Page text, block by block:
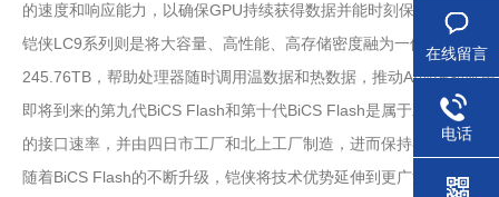
的速度和响应能力，以确保GPU持续获得数据并能时刻保持最高效的
铠侠LC9系列则是将大容量、高性能、高存储密度融为一体，不仅
245.76TB，帮助处理器随时调用温数据和热数据，推动AI训练和应
即将到来的第九代BiCS Flash和第十代BiCS Flash是属于双线研发
的接口速率，并由四日市工厂和北上工厂制造，进而保持存储领域的
随着BiCS Flash的不断升级，铠侠将技术优势延伸到更广泛的产品
在线留言
电话